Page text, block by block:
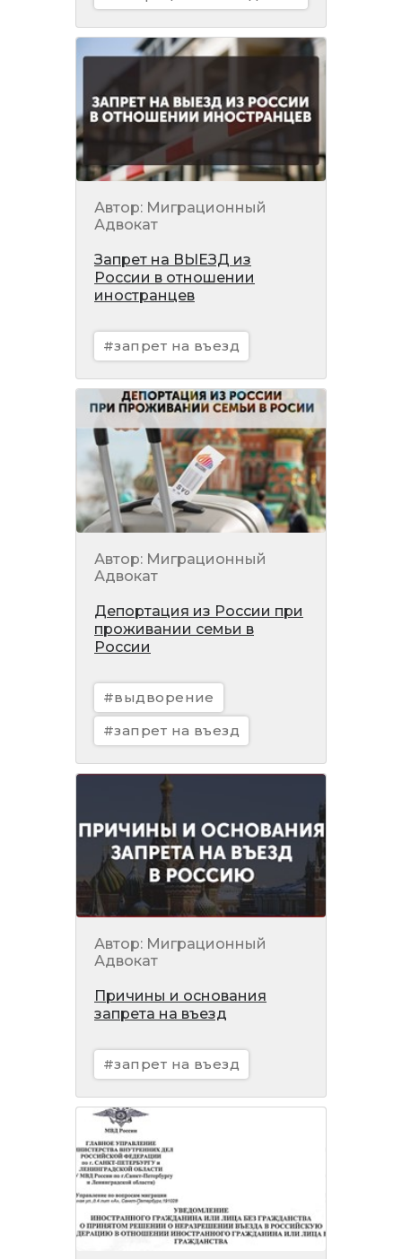
Автор: Миграционный
Адвокат
Запрет на ВЫЕЗД из
России в отношении
иностранцев
#запрет на въезд
Автор: Миграционный
Адвокат
Депортация из России при
проживании семьи в
России
#выдворение
#запрет на въезд
Автор: Миграционный
Адвокат
Причины и основания
запрета на въезд
#запрет на въезд